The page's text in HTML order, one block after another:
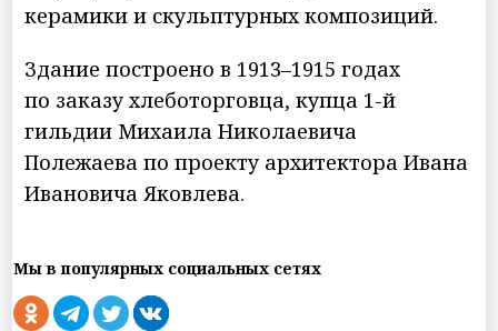
керамики и скульптурных композиций.
Здание построено в 1913–1915 годах
по заказу хлеботорговца, купца 1-й
гильдии Михаила Николаевича
Полежаева по проекту архитектора Ивана
Ивановича Яковлева.
Мы в популярных социальных сетях